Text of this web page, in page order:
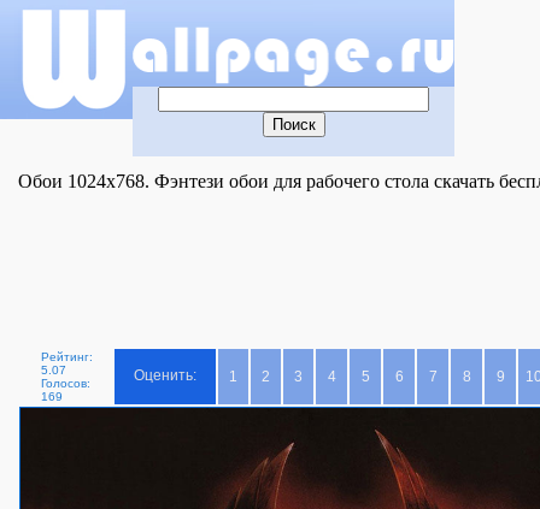
Обои 1024x768. Фэнтези обои для рабочего стола скачать
Рейтинг:
5.07
Голосов:
169
Оценить: 1 2 3 4 5 6 7 8 9